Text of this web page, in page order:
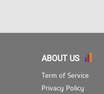
ABOUT US
Term of Service
Privacy Policy